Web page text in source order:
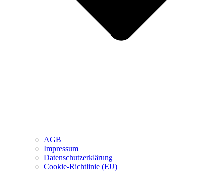
AGB
Impressum
Datenschutzerklärung
Cookie-Richtlinie (EU)